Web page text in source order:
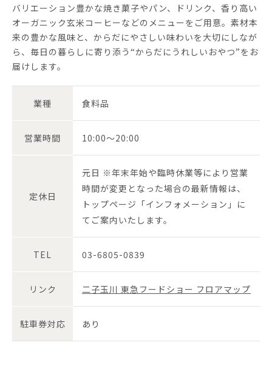
バリエーション豊かな焼き菓子やパン、ドリンク、香り高い
オーガニック玄米コーヒーなどのメニューをご用意。素材本
来の豊かな風味と、からだにやさしい味わいを大切にしなが
ら、毎日の暮らしに寄り添う“からだにうれしいおやつ”をお
届けします。
業種 食料品
営業時間 10:00～20:00
定休日
元日 ※年末年始や臨時休業等により営業
時間が変更となった場合の最新情報は、
トップページ「インフォメーション」に
てご案内いたします。
TEL 03-6805-0839
リンク 二子玉川 東急フードショー フロアマップ
駐車券対応 あり